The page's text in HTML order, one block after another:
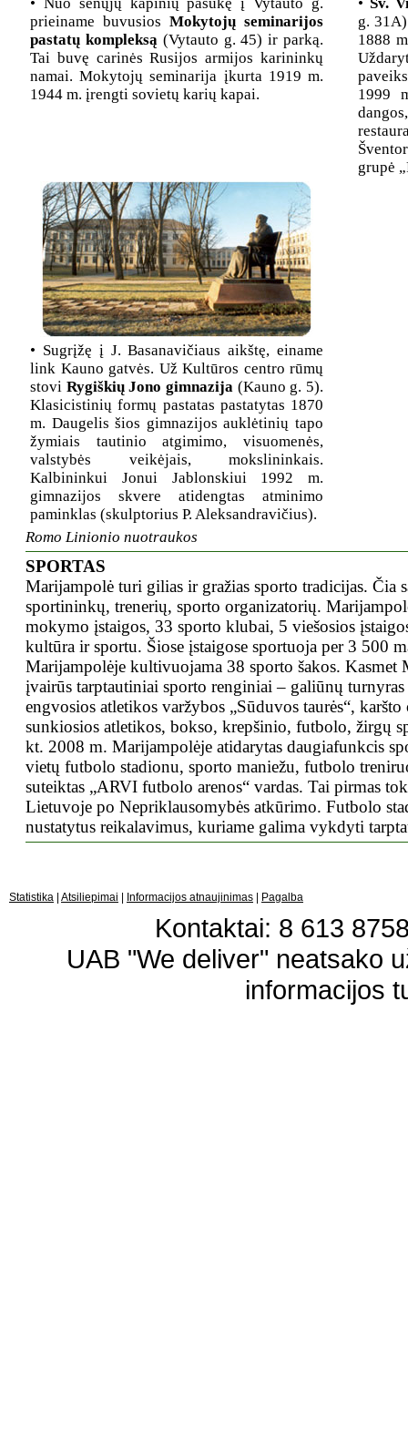
prieiname buvusios Mokytojų seminarijos
pastatų kompleksą(Vytauto g. 45) ir parką.
Tai buvę carinės Rusijos armijos karininkų
namai. Mokytojų seminarija įkurta 1919 m.
1944 m. įrengti sovietų karių kapai.
g.
1888
1999
grupė
• Sugrįžę į J. Basanavičiaus aikštę, einame
link Kauno gatvės. Už Kultūros centro rūmų
stovi Rygiškių Jono gimnazija (Kauno g. 5).
Klasicistinių formų pastatas pastatytas 1870
m. Daugelis šios gimnazijos auklėtinių tapo
žymiais tautinio atgimimo, visuomenės,
valstybės veikėjais, mokslininkais.
Kalbininkui Jonui Jablonskiui 1992 m.
gimnazijos skvere atidengtas atminimo
paminklas (skulptorius P. Aleksandravičius).
Romo Linionio nuotraukos
SPORTAS
Marijampolė turi gilias ir gražias sporto tradicijas. Čia
sportininkų, trenerių, sporto organizatorių.
mokymo įstaigos, 33 sporto klubai, 5 viešosios
kultūra ir sportu. Šiose įstaigose sportuoja per 3 500
Marijampolėje kultivuojama 38 sporto šakos. Kasmet
įvairūs tarptautiniai sporto renginiai – galiūnų
engvosios atletikos varžybos „Sūduvos taurės“,
sunkiosios atletikos, bokso, krepšinio, futbolo, žirgų
kt. 2008 m. Marijampolėje atidarytas daugiafunkcis
vietų futbolo stadionu, sporto maniežu, futbolo
suteiktas „ARVI futbolo arenos“ vardas. Tai pirmas
Lietuvoje po Nepriklausomybės atkūrimo. Futbolo
nustatytus reikalavimus, kuriame galima vykdyti
Statistika Atsiliepimai Informacijos atnaujinimas Pagalba
Kontaktai: 8 613
UAB "We deliver" neatsako
informacijos